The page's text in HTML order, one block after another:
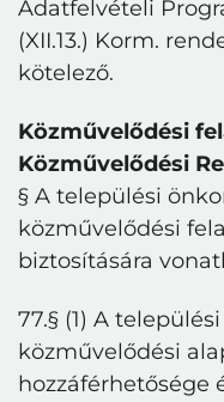
Adatfelvételi
(XII.13.) Korm.
kötelező.
Közművelődési
Közművelődési
§ A települési
közművelődési
biztosítására
77.§ (1) A
közművelődési
hozzáférhetősége